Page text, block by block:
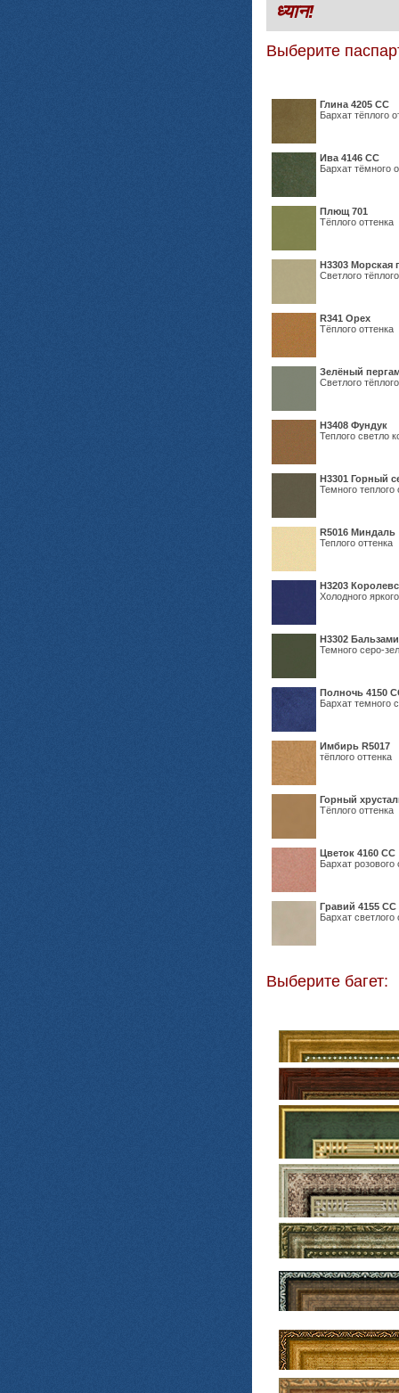
ध्यान!
Выберите
Глина 4205 СС
Бархат тёплого
Ива 4146 СС
Бархат тёмного
Плющ 701
Тёплого оттенка
H3303 Морская
Светлого
R341 Орех
Тёплого оттенка
Зелёный
Светлого
Н3408 Фундук
Теплого светло
Н3301 Горный
Темного теплого
R5016 Миндаль
Теплого оттенка
Н3203
Холодного
Н3302
Темного серо-
Полночь 4150
Бархат темного
Имбирь R5017
тёплого оттенка
Горный
Тёплого оттенка
Цветок 4160 СС
Бархат розового
Гравий 4155 СС
Бархат светлого
Выберите багет: